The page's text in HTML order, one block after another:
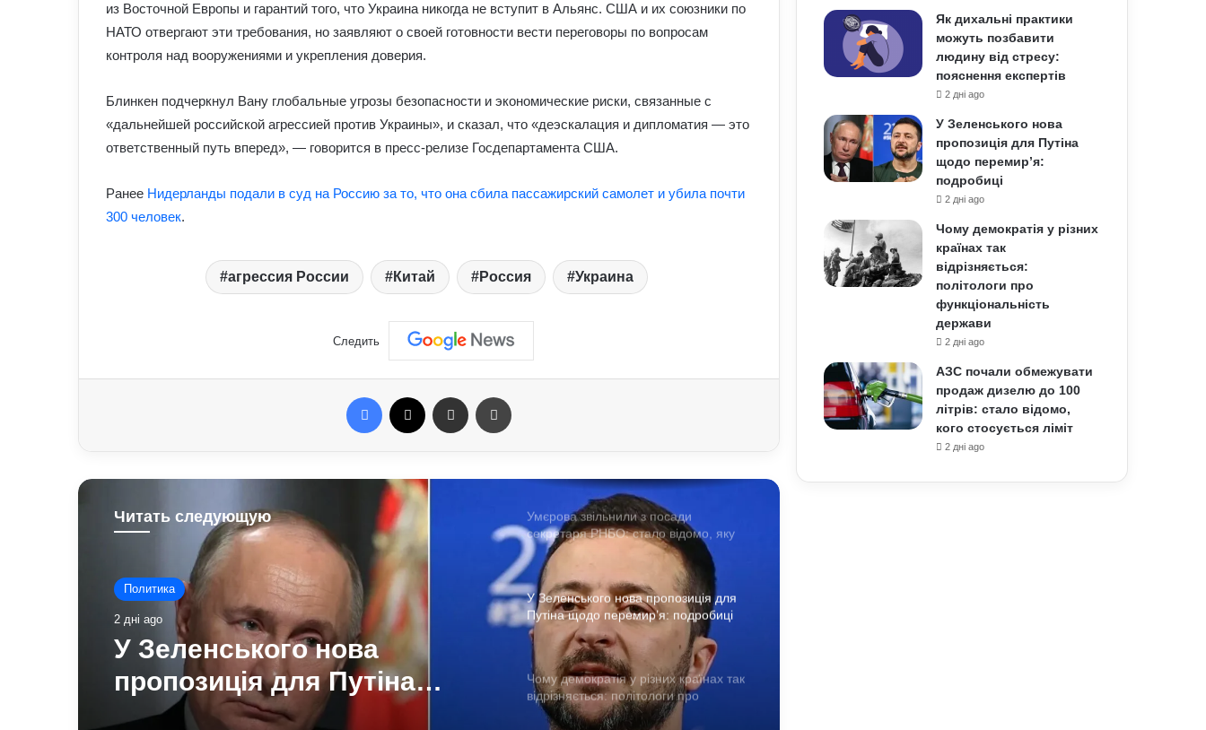
из Восточной Европы и гарантий того, что Украина никогда не вступит в Альянс. США и их союзники по
НАТО отвергают эти требования, но заявляют о своей готовности вести переговоры по вопросам
контроля над вооружениями и укрепления доверия.
Блинкен подчеркнул Вану глобальные угрозы безопасности и экономические риски, связанные с
«дальнейшей российской агрессией против Украины», и сказал, что «деэскалация и дипломатия — это
ответственный путь вперед», — говорится в пресс-релизе Госдепартамента США.
Ранее Нидерланды подали в суд на Россию за то, что она сбила пассажирский самолет и убила почти
300 человек.
агрессия России Китай Россия Украина
Следить
Facebook Отправить e-mail
Читать следующую
Политика
2 дні ago
У Зеленського нова
пропозиція для Путіна
щодо перемир’я: подробиці
На Полтавщині через удар РФ стався
витік небезпечної хімічної речовини:
Про що застерігали античні політики
та філософи людей XXI століття:
уроки для нашого покоління
Як кримінальні порушення можуть
У Польщі поставили Україні новий
ультиматум щодо вступу в ЄС та
Умєрова звільнили з посади
секретаря РНБО: стало відомо, яку
посаду він отримав
У Зеленського нова пропозиція для
Путіна щодо перемир’я: подробиці
Чому демократія у різних країнах так
відрізняється: політологи про
функціональність держави
Як дихальні практики
можуть позбавити
людину від стресу:
пояснення експертів
2 дні ago
У Зеленського нова
пропозиція для Путіна
щодо перемир’я:
подробиці
2 дні ago
Чому демократія у різних
країнах так
відрізняється:
політологи про
функціональність
держави
2 дні ago
АЗС почали обмежувати
продаж дизелю до 100
літрів: стало відомо,
кого стосується ліміт
2 дні ago